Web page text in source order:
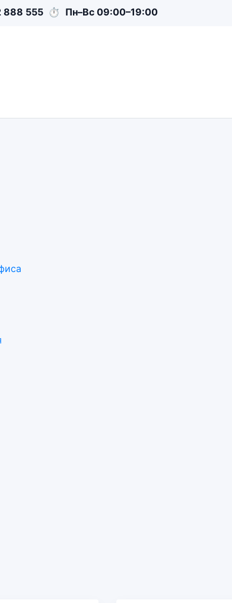
888 555 ⏱ Пн–Вс 09:00–19:00